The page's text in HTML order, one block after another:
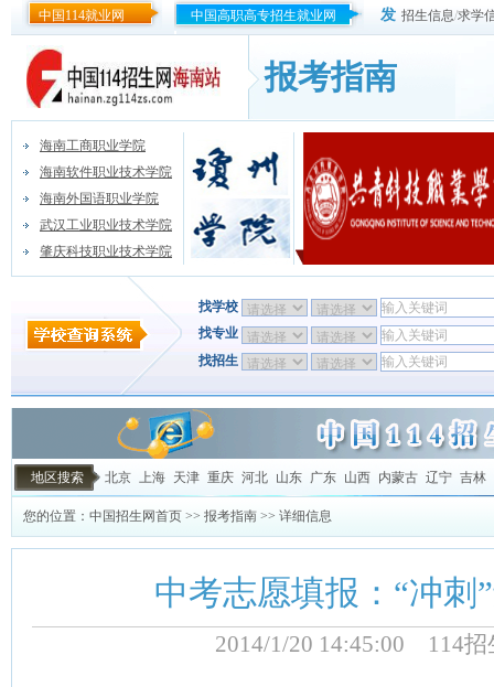
中国114就业网 中国高职高专招生就业网 发 招生信息/求学
报考指南
海南工商职业学院
海南软件职业技术学院
海南外国语职业学院
武汉工业职业技术学院
肇庆科技职业技术学院
找学校
找专业
找招生
地区搜索 北京 上海 天津 重庆 河北 山东 广东 山西 内蒙古 辽宁 吉林
您的位置： 中国招生网首页 >> 报考指南 >> 详细信息
中考志愿填报：“冲刺
2014/1/20 14:45:00 114招